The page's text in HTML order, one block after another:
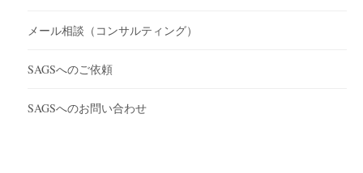
メール相談（コンサルティング）
SAGSへのご依頼
SAGSへのお問い合わせ